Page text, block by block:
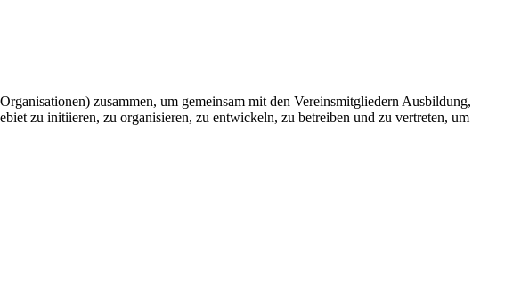
zusammen, um gemeinsam mit den Vereinsmitgliedern Ausbildung,
zu initiieren, zu organisieren, zu entwickeln, zu betreiben und zu vertreten, um